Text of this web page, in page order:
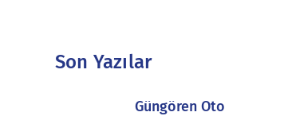
Son Yazılar
Güngören Oto